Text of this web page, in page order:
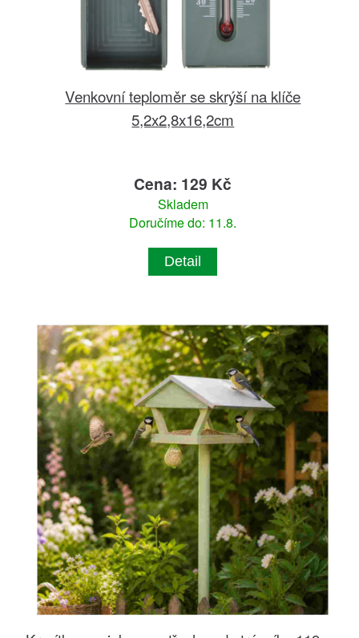
Venkovní teploměr se skrýší na klíče
5,2x2,8x16,2cm
Cena: 129 Kč
Skladem
Doručíme do: 11.8.
Detail